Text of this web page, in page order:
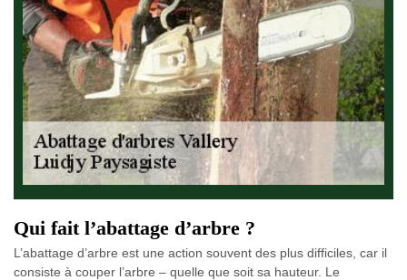
Qui fait l’abattage d’arbre ?
L’abattage d’arbre est une action souvent des plus difficiles, car il
consiste à couper l’arbre – quelle que soit sa hauteur. Le